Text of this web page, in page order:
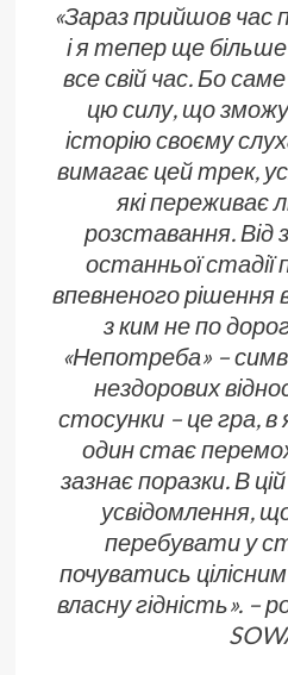
«Зараз прийшов час
і я тепер ще
все свій час. Бо
цю силу, що
історію своєму
вимагає цей трек,
які переживає
розставання. Від
останньої
впевненого
з ким не по
«Непотреба» –
нездорових
стосунки – це гра, в
один стає
зазнає поразки. В
усвідомлення,
перебувати у
почуватись
власну гідність». –